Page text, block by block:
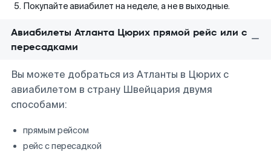
Покупайте авиабилет на неделе, а не в выходные.
Авиабилеты Атланта Цюрих прямой рейс или с
пересадками
Вы можете добраться из Атланты в Цюрих с
авиабилетом в страну Швейцария двумя
способами:
прямым рейсом
рейс с пересадкой